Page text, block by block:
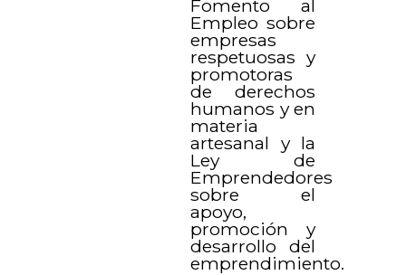
Fomento al
Empleo sobre
empresas
respetuosas y
promotoras
de derechos
humanos y en
materia
artesanal y la
Ley de
Emprendedores
sobre el
apoyo,
promoción y
desarrollo del
emprendimiento.